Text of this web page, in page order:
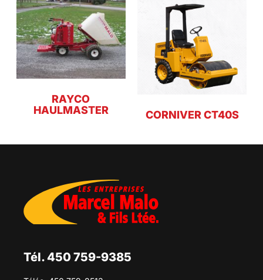
RAYCO
HAULMASTER
CORNIVER CT40S
Tél. 450 759-9385